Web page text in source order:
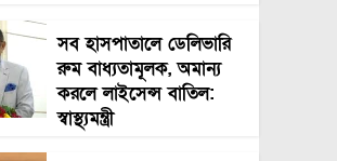
সব হাসপাতালে ডেলিভারি
রুম বাধ্যতামূলক, অমান্য
করলে লাইসেন্স বাতিল:
স্বাস্থ্যমন্ত্রী